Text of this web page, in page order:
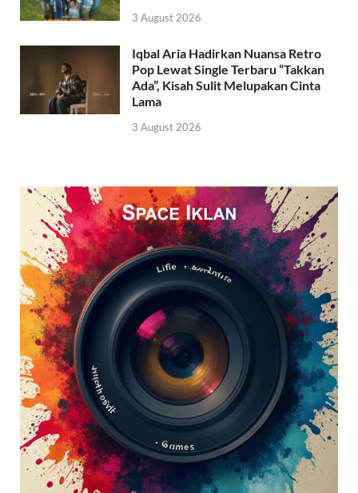
3 August 2026
Iqbal Aria Hadirkan Nuansa Retro
Pop Lewat Single Terbaru “Takkan
Ada”, Kisah Sulit Melupakan Cinta
Lama
3 August 2026